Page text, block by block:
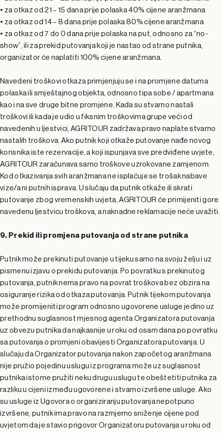
• za otkaz od 21 – 15 dana prije polaska 40% cijene aranžmana
• za otkaz od 14 – 8 dana prije polaska 80% cijene aranžmana
• za otkaz od 7 do 0 dana prije polaska na put, odnosno za “no-
show”, ili za prekid putovanja koji je nastao od strane putnika,
organizator će naplatiti 100% cijene aranžmana.
Navedeni troškovi otkaza primjenjuju se i na promjene datuma
polaska ili smještajnog objekta, odnosno tipa sobe / apartmana
kao i na sve druge bitne promjene. Kada su stvarno nastali
troškovi ili kada je udio u fiksnim troškovima grupe veći od
navedenih u ljestvici, AGRITOUR zadržava pravo naplate stvarno
nastalih troškova. Ako putnik koji otkaže putovanje nađe novog
korisnika iste rezervacije, a koji ispunjava sve predviđene uvjete,
AGRITOUR zaračunava samo troškove uzrokovane zamjenom.
Kod otkazivanja svih aranžmana ne isplaćuje se trošak nabave
vize/a ni putnih isprava. U slučaju da putnik otkaže ili skrati
putovanje zbog vremenskih uvjeta, AGRITOUR će primijeniti gore
navedenu ljestvicu troškova, a naknadne reklamacije neće uvažiti.
9. Prekid ili promjena putovanja od strane putnika
Putnik može prekinuti putovanje u tijeku samo na svoju želju i uz
pismenu izjavu o prekidu putovanja. Po povratku s prekinutog
putovanja, putnik nema pravo na povrat troškova bez obzira na
osiguranje rizika od otkaza putovanja. Putnik tijekom putovanja
može promijeniti program odnosno ugovorene usluge jedino uz
prethodnu suglasnost mjesnog agenta Organizatora putovanja
uz obvezu putnika da najkasnije u roku od osam dana po povratku
sa putovanja o promjeni obavijesti Organizatora putovanja. U
slučaju da Organizator putovanja nakon započetog aranžmana
nije pružio pojedinu uslugu iz programa može uz suglasnost
putnika istome pružiti neku drugu uslugu te obeštetiti putnika za
razliku u cijeni između ugovorene i stvarno izvršene usluge. Ako
su usluge iz Ugovora o organiziranju putovanja nepotpuno
izvršene, putnik ima pravo na razmjerno sniženje cijene pod
uvjetom da je stavio prigovor Organizatoru putovanja u roku od